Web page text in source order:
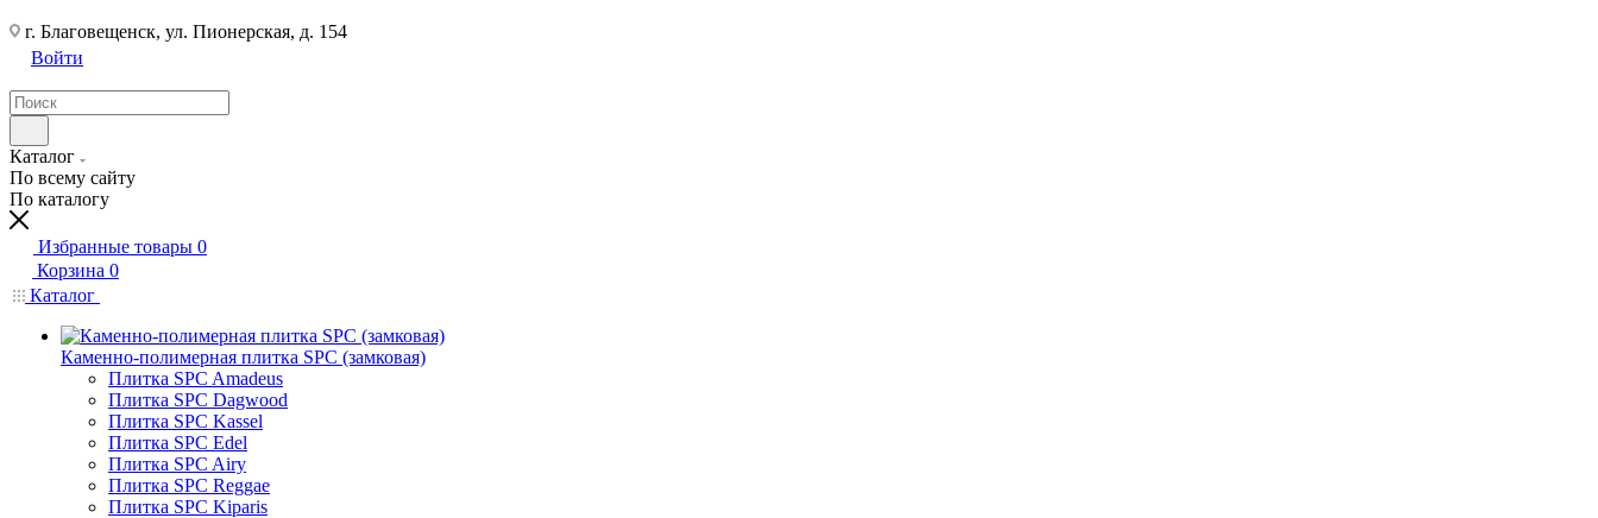
г. Благовещенск, ул. Пионерская, д. 154
Войти
Каталог
По всему сайту
По каталогу
Избранные товары 0
Корзина 0
Каталог
Каменно-полимерная плитка SPC (замковая)
Плитка SPC Amadeus
Плитка SPC Dagwood
Плитка SPC Kassel
Плитка SPC Edel
Плитка SPC Airy
Плитка SPC Reggae
Плитка SPC Kiparis